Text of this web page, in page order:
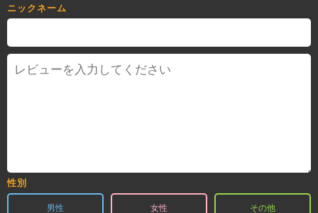
ニックネーム
性別
男性 女性 その他